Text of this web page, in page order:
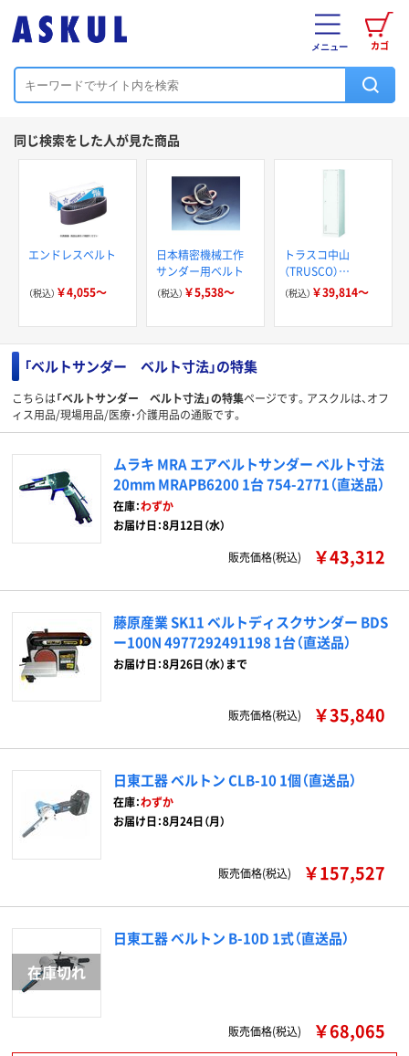
カゴ
メニュー
同じ検索をした人が見た商品
エンドレスベルト
（税込） ￥4,055～
日本精密機械工作
サンダー用ベルト
（税込） ￥5,538～
トラスコ中山
（TRUSCO）
TRUSCO 手ぶらキ
ーロッカー
（税込） ￥39,814～
「ベルトサンダー ベルト寸法」の特集
こちらは「ベルトサンダー ベルト寸法」の特集ページです。アスクルは、オフ
ィス用品/現場用品/医療・介護用品の通販です。
ムラキ MRA エアベルトサンダー ベルト寸法
20mm MRAPB6200 1台 754-2771（直送品）
在庫：わずか
お届け日：8月12日（水）
販売価格(税込) ￥43,312
藤原産業 SK11 ベルトディスクサンダー BDS
ー100N 4977292491198 1台（直送品）
お届け日：8月26日（水）まで
販売価格(税込) ￥35,840
日東工器 ベルトン CLB-10 1個（直送品）
在庫：わずか
お届け日：8月24日（月）
販売価格(税込) ￥157,527
日東工器 ベルトン B-10D 1式（直送品）
販売価格(税込) ￥68,065